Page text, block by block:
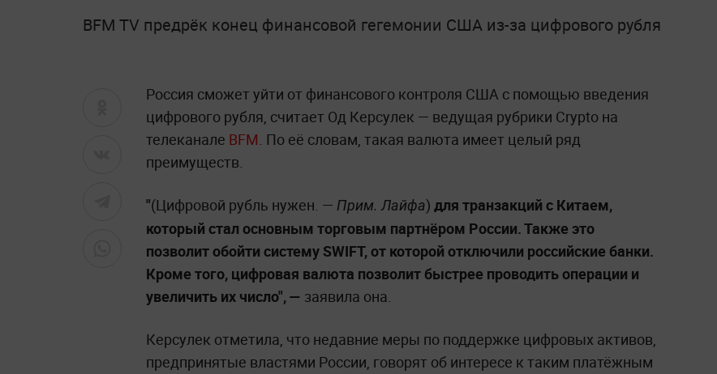
BFM TV предрёк конец финансовой гегемонии США из-за цифрового рубля
Россия сможет уйти от финансового контроля США с помощью введения
цифрового рубля, считает Од Керсулек — ведущая рубрики Crypto на
телеканале BFM. По её словам, такая валюта имеет целый ряд
преимуществ.
"(Цифровой рубль нужен. — Прим. Лайфа) для транзакций с Китаем,
который стал основным торговым партнёром России. Также это
позволит обойти систему SWIFT, от которой отключили российские банки.
Кроме того, цифровая валюта позволит быстрее проводить операции и
увеличить их число", — заявила она.
Керсулек отметила, что недавние меры по поддержке цифровых активов,
предпринятые властями России, говорят об интересе к таким платёжным